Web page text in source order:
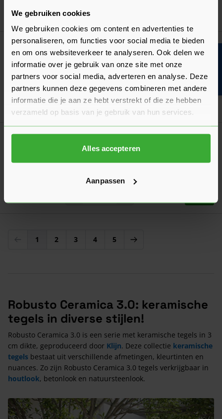
We gebruiken cookies
We gebruiken cookies om content en advertenties te
personaliseren, om functies voor social media te bieden
en om ons websiteverkeer te analyseren. Ook delen we
informatie over je gebruik van onze site met onze
partners voor social media, adverteren en analyse. Deze
partners kunnen deze gegevens combineren met andere
informatie die je aan ze hebt verstrekt of die ze hebben
verzameld op basis van je gebruik van hun services.
Alles accepteren
Aanpassen
Korting? Vraag offerte aan!
Robusto Ceramica 3.0 90x90x3 cm Palazzo
Antracite - 0,81 m² (250283)
Adviesprijs75,58per m²
In
Korting? Vraag offerte aan!
Robusto Ceramica 3.0 90x90x3 cm Palazzo
In
U lees momenteel pagina
1 Pagina
2 Pagina
3 Pagina
4 Pagina
5
Robusto Ceramica 3.0: keramische
tegels in diverse stijlen!
Robusto Ceramica 3.0 is een serie met keramische tegels in 3
cm dikte, geproduceerd door Klijn. Deze collectie keramische
tegels bestaat uit verschillende afmetingen, kleurtinten en
nuances. Zo zijn Robusto Ceramica 3.0 tegels verkrijgbaar in
houtlook, betonlook en natuursteenlook.